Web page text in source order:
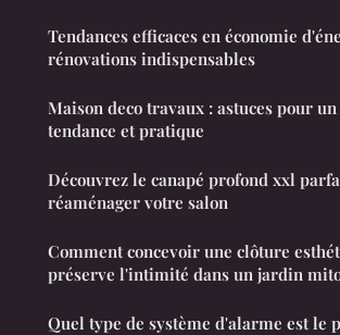
Tendances efficaces en économie
rénovations indispensables
Maison deco travaux : astuces pour
tendance et pratique
Découvrez le canapé profond xxl
réaménager votre salon
Comment concevoir une clôture
préserve l'intimité dans un jardin
Quel type de système d'alarme est le